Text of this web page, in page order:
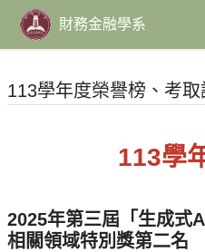
主
要
容
財務金融學系
113學年度榮譽榜、考取
113學
2025年第三屆「生成式
相關領域特別獎第二名